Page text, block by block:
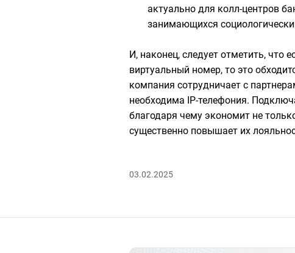
актуально для колл-центров
занимающихся
И, наконец, следует отметить, что
виртуальный номер, то это
компания сотрудничает с
необходима IP-телефония.
благодаря чему экономит не
существенно повышает их
03.02.2025